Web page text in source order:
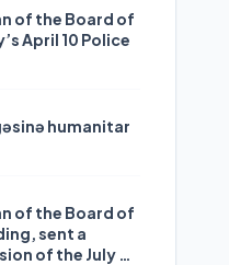
of the Board of
April 10 Police
humanitar
of the Board of
sent a
of the July 24